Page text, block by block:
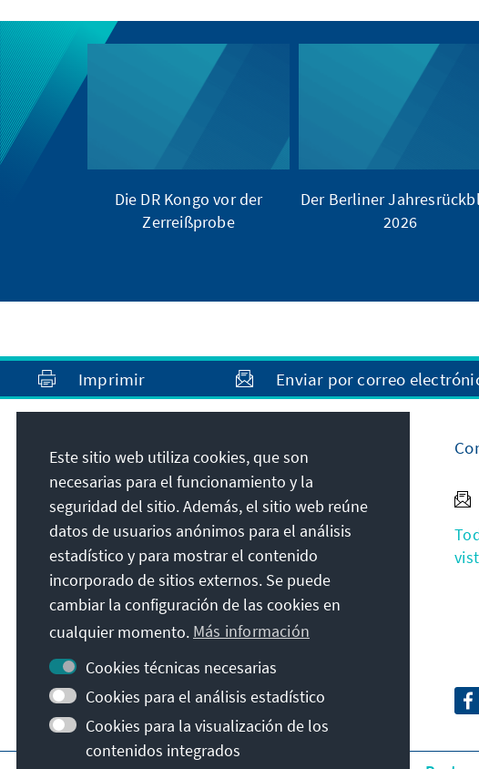
Die DR Kongo vor der
Zerreißprobe
Der Berliner
2026
Imprimir Enviar por correo
Dirección
Konrad-Adenauer-Stiftung e.V.
Programa Estado de Derecho América Latina
Calle 93B No. 18-12, 7º piso
110221Bogotá D.C.
Colombia
Este sitio web utiliza cookies, que son
necesarias para el funcionamiento y la
seguridad del sitio. Además, el sitio web reúne
datos de usuarios anónimos para el análisis
estadístico y para mostrar el contenido
incorporado de sitios externos. Se puede
cambiar la configuración de las cookies en
cualquier momento. Más información
Cookies técnicas necesarias
Cookies para el análisis estadístico
Cookies para la visualización de los
contenidos integrados